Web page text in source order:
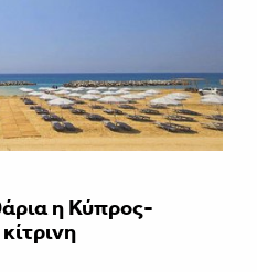
η Κύπρος-